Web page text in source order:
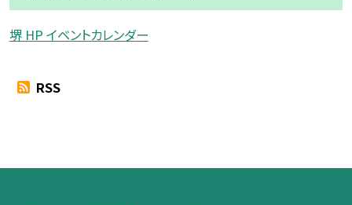
堺 HP イベントカレンダー
RSS